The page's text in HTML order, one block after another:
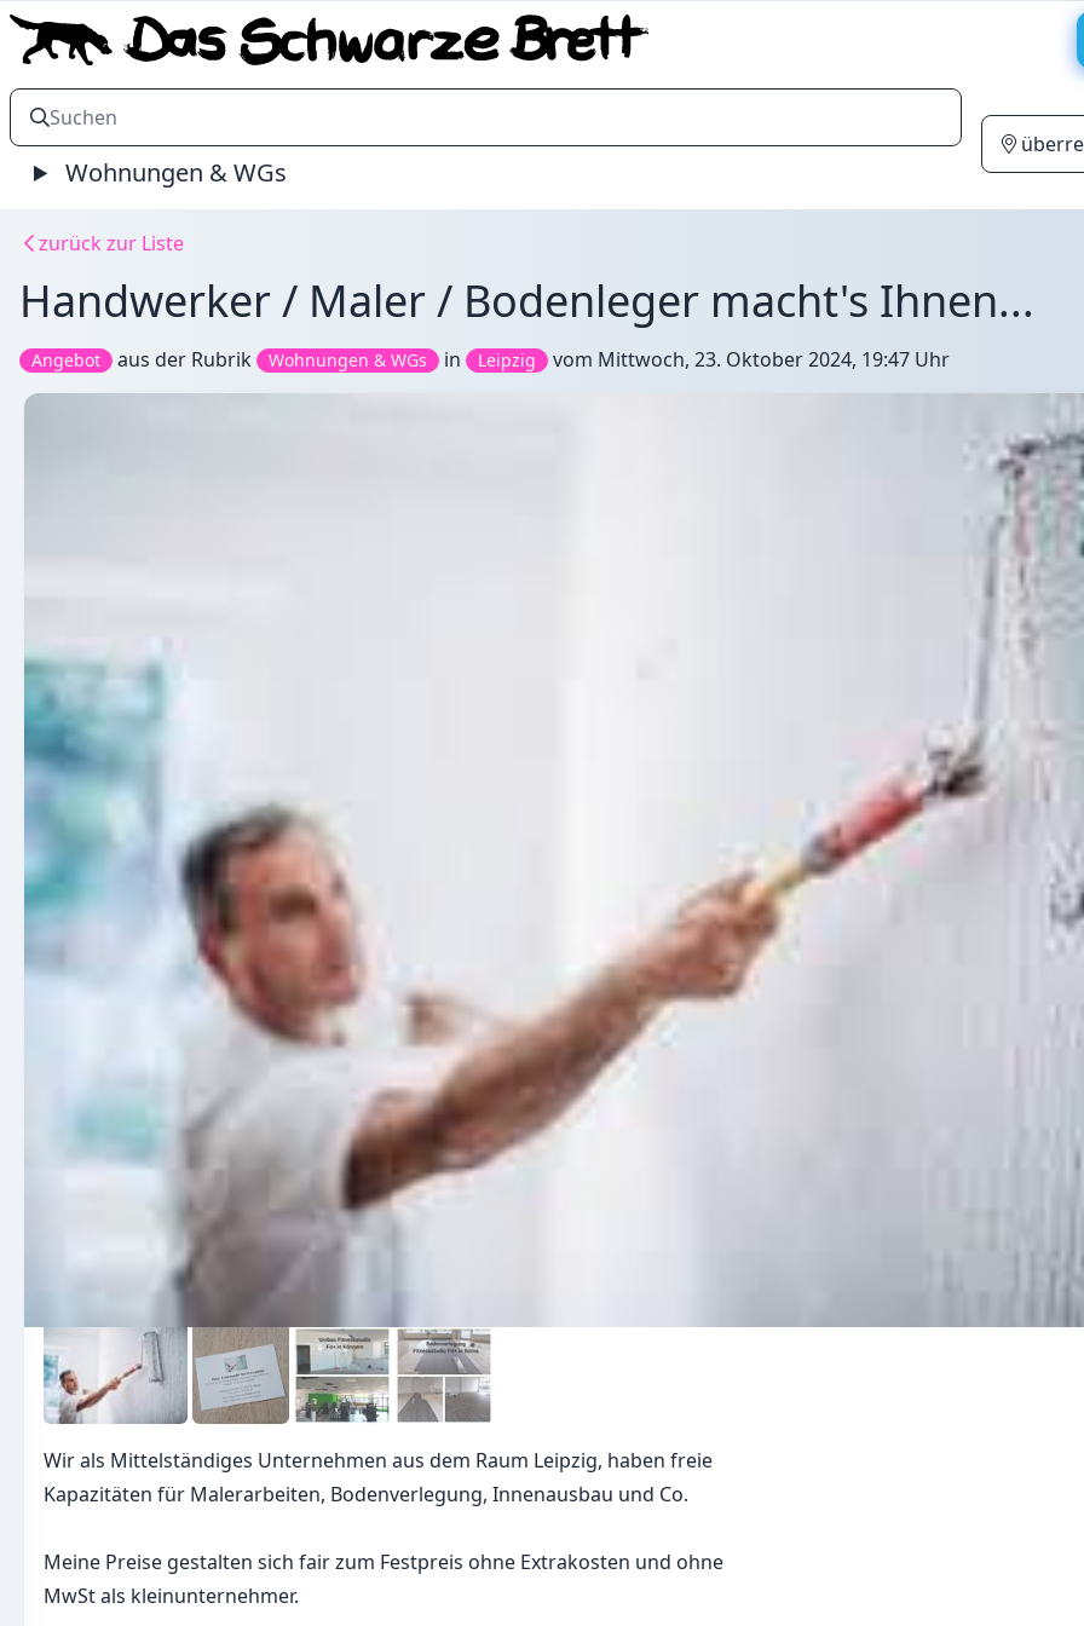
Wohnungen & WGs
zurück zur Liste
Handwerker / Maler / Bodenleger macht's Ihnen...
Angebot aus der Rubrik Wohnungen & WGs in Leipzig vom Mittwoch, 23. Oktober 2024, 19:47 Uhr
Wir als Mittelständiges Unternehmen aus dem Raum Leipzig, haben freie
Kapazitäten für Malerarbeiten, Bodenverlegung, Innenausbau und Co.
Meine Preise gestalten sich fair zum Festpreis ohne Extrakosten und ohne
MwSt als kleinunternehmer.